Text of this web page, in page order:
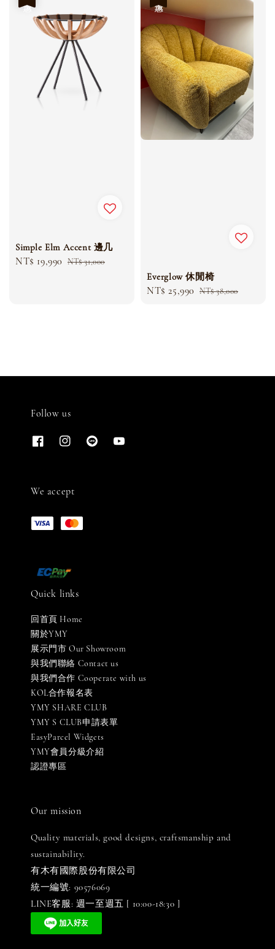
Simple Elm Accent 邊几
Sale
NT$ 19,990 Regular
NT$ 31,000
Everglow 休閒椅
Sale
NT$ 25,990 Regular
NT$ 38,000
Follow us
We accept
Quick links
回首頁 Home
關於YMY
展示門市 Our Showroom
與我們聯絡 Contact us
與我們合作 Cooperate with us
KOL合作報名表
YMY SHARE CLUB
YMY S CLUB申請表單
EasyParcel Widgets
YMY會員分級介紹
認證專區
Our mission
Quality materials, good designs, craftsmanship and
sustainability.
有木有國際股份有限公司
統一編號: 90576069
LINE客服: 週一至週五 [ 10:00-18:30 ]